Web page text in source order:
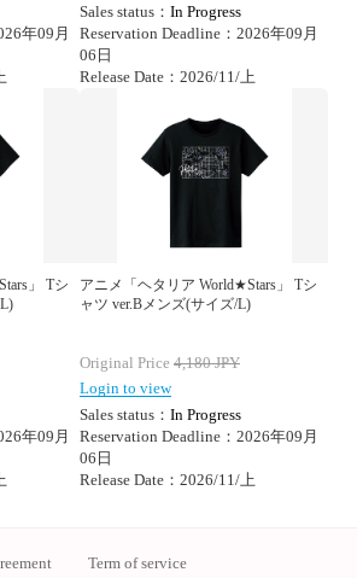
年09月
Sales status： In Progress
Reservation Deadline：2026年09月
06日
Release Date：2026/11/上
」 Tシ
年09月
アニメ「ヘタリア World★Stars」 Tシ
ャツ ver.Bメンズ(サイズ/L)
Original Price 4,180JPY
Login to view
Sales status： In Progress
Reservation Deadline：2026年09月
06日
Release Date：2026/11/上
Term of service